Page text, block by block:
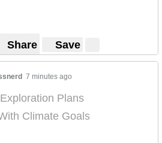
Share Save
7 minutes ago
Plans
Climate Goals